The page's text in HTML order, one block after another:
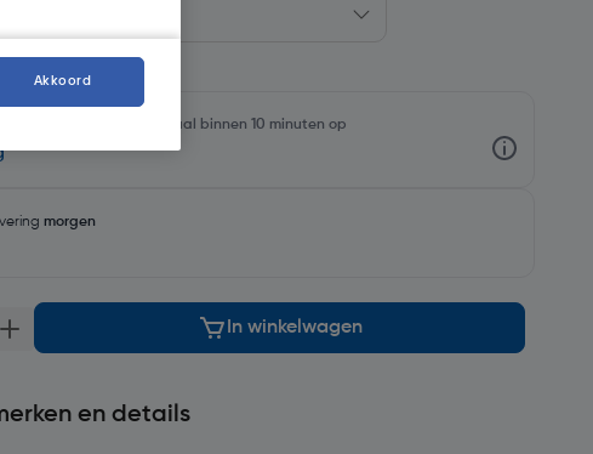
voorraadniveaus en haal binnen 10 minuten op
morgen
In winkelwagen
en details
Akkoord